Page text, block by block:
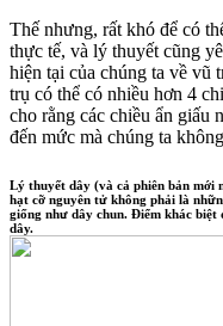
Thế nhưng, rất khó để có
thực tế, và lý thuyết cũng
hiện tại của chúng ta về vũ
trụ có thể có nhiều hơn 4
cho rằng các chiều ẩn giấu
đến mức mà chúng ta
Lý thuyết dây (và cả phiên bản mới
hạt cỡ nguyên tử không phải là
giống như dây chun. Điểm khác biệt
dây.